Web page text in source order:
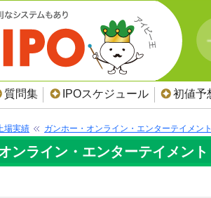
質問集 IPOスケジュール 初値予
場実績 ガンホー・オンライン・エンターテイメント
ンライン・エンターテイメン